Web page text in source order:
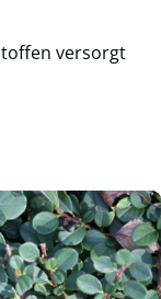
versorgt